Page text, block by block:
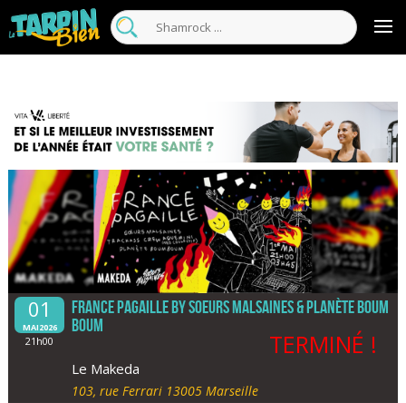
01
MAI2026
21h00
France Pagaille By Soeurs Malsaines & Planète Boum
Boum
TERMINÉ !
Le Makeda
103, rue Ferrari 13005 Marseille